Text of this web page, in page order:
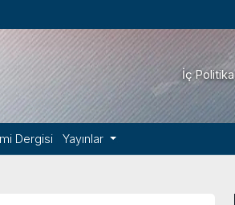
İç Politika
Dergisi Yayınlar